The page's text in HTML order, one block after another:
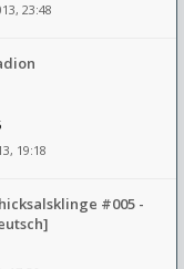
23:48
19:18
#005 -